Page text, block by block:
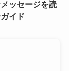
ッセージを読
イド